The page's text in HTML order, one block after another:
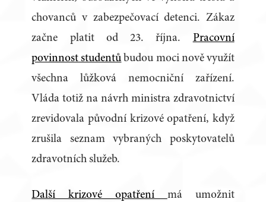
chovanců v zabezpečovací detenci. Zákaz
začne platit od 23. října. Pracovní
povinnost studentů budou moci nově využít
všechna lůžková nemocniční zařízení.
Vláda totiž na návrh ministra zdravotnictví
zrevidovala původní krizové opatření, když
zrušila seznam vybraných poskytovatelů
zdravotních služeb.
Další krizové opatření má umožnit